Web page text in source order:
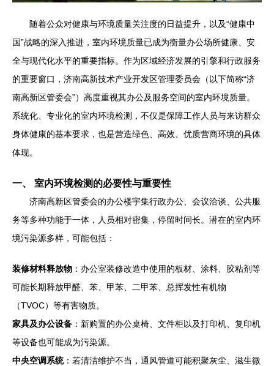
随着公众对健康与环境质量关注度的日益提升，以及“健康中
国”战略的深入推进，室内环境质量已成为衡量办公场所健康、安
全与现代化水平的重要指标。作为区域经济发展的引擎和行政服务
的重要窗口，济南高新技术产业开发区管理委员会（以下简称“济
南高新区管委会”）高度重视其办公及服务空间的室内环境质量。
系统化、专业化的室内环境检测，不仅是保障工作人员与来访群众
身体健康的基本要求，也是营造绿色、高效、优质营商环境的具体
体现。
一、 室内环境检测的必要性与重要性
济南高新区管委会的办公楼宇集行政办公、会议洽谈、公共服
务等多种功能于一体，人员相对密集，停留时间长。潜在的室内环
境污染源多样，可能包括：
装修材料释放物 ：办公室装修改造中使用的板材、涂料、胶粘剂等
可能长期释放甲醛、苯、甲苯、二甲苯、总挥发性有机物
（TVOC）等有害物质。
家具及办公设备 ：新购置的办公桌椅、文件柜以及打印机、复印机
等设备也可能成为污染源。
中央空调系统：若清洁维护不当，通风管道可能积聚灰尘、滋生微